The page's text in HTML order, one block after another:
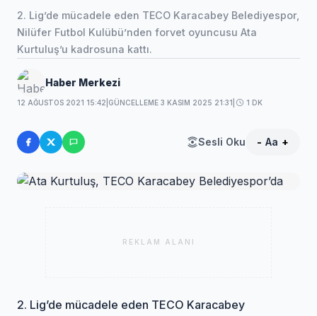
2. Lig’de mücadele eden TECO Karacabey Belediyespor,
Nilüfer Futbol Kulübü’nden forvet oyuncusu Ata
Kurtuluş’u kadrosuna kattı.
Haber Merkezi
12 AĞUSTOS 2021 15:42 GÜNCELLEME 3 KASIM 2025 21:31 1 DK
Sesli Oku - Aa +
REKLAM ALANI
2. Lig’de mücadele eden TECO Karacabey